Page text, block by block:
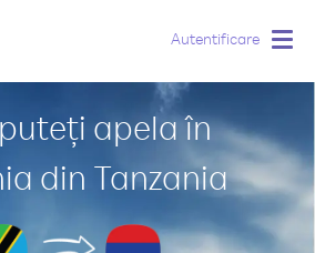
Autentificare
apela în
din Tanzania